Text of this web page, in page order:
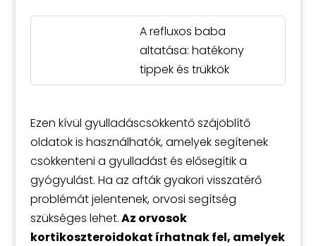
A refluxos baba
altatása: hatékony
tippek és trükkök
Ezen kívül gyulladáscsökkentő szájöblítő
oldatok is használhatók, amelyek segítenek
csökkenteni a gyulladást és elősegítik a
gyógyulást. Ha az afták gyakori visszatérő
problémát jelentenek, orvosi segítség
szükséges lehet.Az orvosok
kortikoszteroidokat írhatnak fel, amelyek